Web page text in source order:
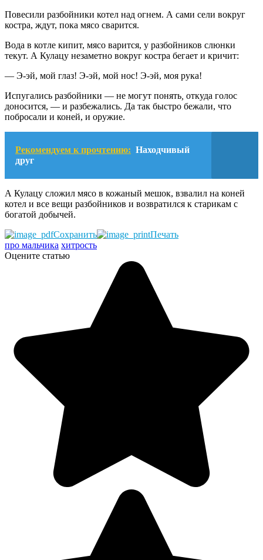
Повесили разбойники котел над огнем. А сами сели вокруг
костра, ждут, пока мясо сварится.
Вода в котле кипит, мясо варится, у разбойников слюнки
текут. А Кулацу незаметно вокруг костра бегает и кричит:
— Э-эй, мой глаз! Э-эй, мой нос! Э-эй, моя рука!
Испугались разбойники — не могут понять откуда голос
доносится, — и разбежались. Да так быстро бежали, что
побросали и коней, и оружие.
Рекомендуем к прочтению: Находчивый
друг
А Кулацу сложил мясо в кожаный мешок, взвалил на коней
котел и все вещи разбойников и возвратился к старикам с
богатой добычей.
Сохранить
Печать
про мальчика хитрость
Оцените статью